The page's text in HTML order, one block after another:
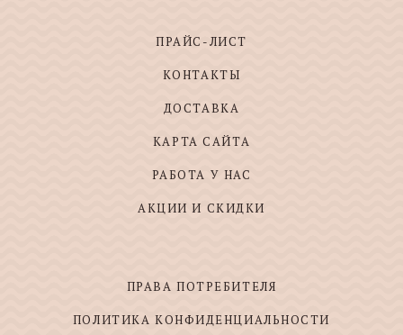
ПРАЙС-ЛИСТ
КОНТАКТЫ
ДОСТАВКА
КАРТА САЙТА
РАБОТА У НАС
АКЦИИ И СКИДКИ
ПРАВА ПОТРЕБИТЕЛЯ
ПОЛИТИКА КОНФИДЕНЦИАЛЬНОСТИ